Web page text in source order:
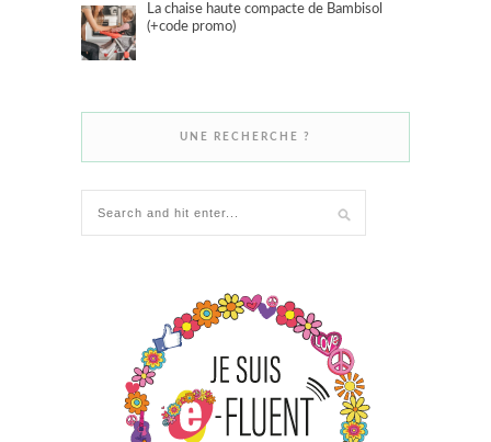
La chaise haute compacte de Bambisol
(+code promo)
UNE RECHERCHE ?